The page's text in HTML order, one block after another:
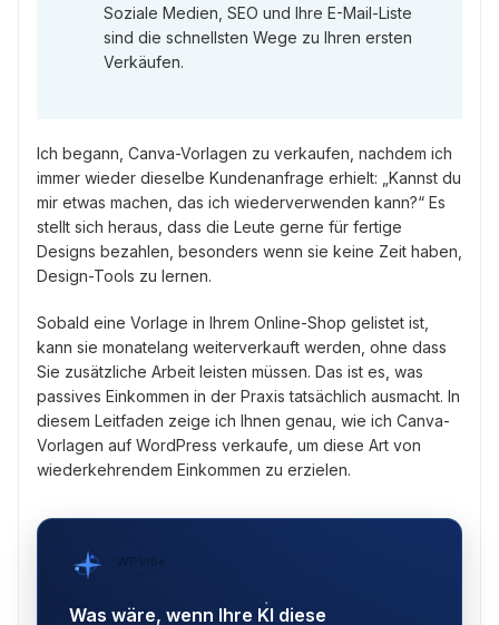
Soziale Medien, SEO und Ihre E-Mail-Liste
sind die schnellsten Wege zu Ihren ersten
Verkäufen.
Ich begann, Canva-Vorlagen zu verkaufen, nachdem ich
immer wieder dieselbe Kundenanfrage erhielt: „Kannst du
mir etwas machen, das ich wiederverwenden kann?“ Es
stellt sich heraus, dass die Leute gerne für fertige
Designs bezahlen, besonders wenn sie keine Zeit haben,
Design-Tools zu lernen.
Sobald eine Vorlage in Ihrem Online-Shop gelistet ist,
kann sie monatelang weiterverkauft werden, ohne dass
Sie zusätzliche Arbeit leisten müssen. Das ist es, was
passives Einkommen in der Praxis tatsächlich ausmacht. In
diesem Leitfaden zeige ich Ihnen genau, wie ich Canva-
Vorlagen auf WordPress verkaufe, um diese Art von
wiederkehrendem Einkommen zu erzielen.
WPVibe
Was wäre, wenn Ihre KI diese